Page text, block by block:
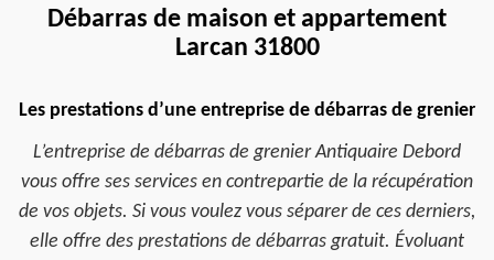
Débarras de maison et appartement
Larcan 31800
Les prestations d’une entreprise de débarras de grenier
L’entreprise de débarras de grenier Antiquaire Debord
vous offre ses services en contrepartie de la récupération
de vos objets. Si vous voulez vous séparer de ces derniers,
elle offre des prestations de débarras gratuit. Évoluant